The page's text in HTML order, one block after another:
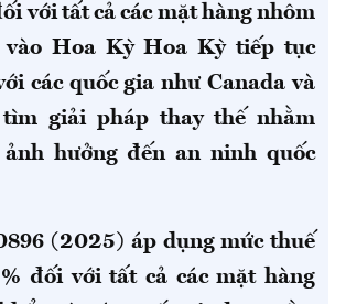
với tất cả các mặt hàng nhôm
vào Hoa Kỳ Hoa Kỳ tiếp tục
các quốc gia như Canada và
giải pháp thay thế nhằm
hưởng đến an ninh quốc
(2025) áp dụng mức thuế
đối với tất cả các mặt hàng